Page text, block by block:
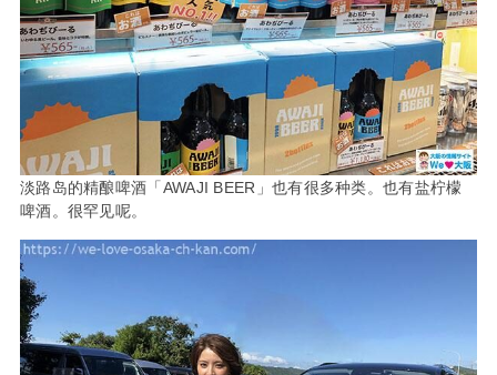
淡路岛的精酿啤酒「AWAJI BEER」也有很多种类。也有盐柠檬
啤酒。很罕见呢。